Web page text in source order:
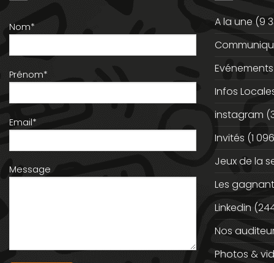
Nom*
Prénom*
Email*
Message
A la une (9
Evénements
Infos
instagram
Invités (1
Jeux de la
Les
Linkedin
Nos
Photos &